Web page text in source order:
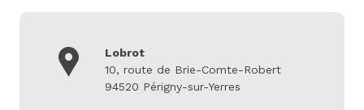
Lobrot
10, route de Brie-Comte-Robert
94520 Périgny-sur-Yerres